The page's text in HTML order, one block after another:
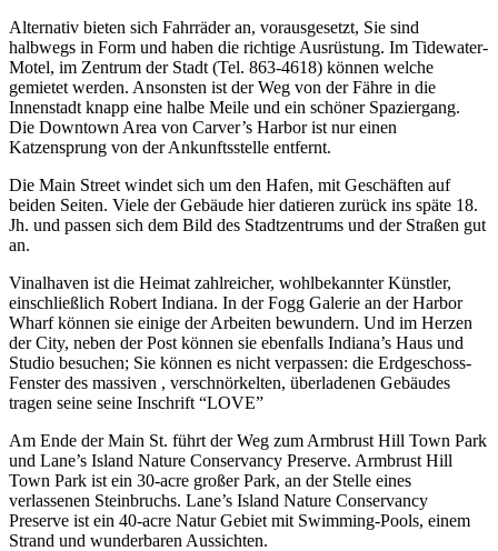
Alternativ bieten sich Fahrräder an, vorausgesetzt, Sie sind
halbwegs in Form und haben die richtige Ausrüstung. Im Tidewater-
Motel, im Zentrum der Stadt (Tel. 863-4618) können welche
gemietet werden. Ansonsten ist der Weg von der Fähre in die
Innenstadt knapp eine halbe Meile und ein schöner Spaziergang.
Die Downtown Area von Carver’s Harbor ist nur einen
Katzensprung von der Ankunftsstelle entfernt.
Die Main Street windet sich um den Hafen, mit Geschäften auf
beiden Seiten. Viele der Gebäude hier datieren zurück ins späte 18.
Jh. und passen sich dem Bild des Stadtzentrums und der Straßen gut
an.
Vinalhaven ist die Heimat zahlreicher, wohlbekannter Künstler,
einschließlich Robert Indiana. In der Fogg Galerie an der Harbor
Wharf können sie einige der Arbeiten bewundern. Und im Herzen
der City, neben der Post können sie ebenfalls Indiana’s Haus und
Studio besuchen; Sie können es nicht verpassen: die Erdgeschoss-
Fenster des massiven , verschnörkelten, überladenen Gebäudes
tragen seine seine Inschrift “LOVE”
Am Ende der Main St. führt der Weg zum Armbrust Hill Town Park
und Lane’s Island Nature Conservancy Preserve. Armbrust Hill
Town Park ist ein 30-acre großer Park, an der Stelle eines
verlassenen Steinbruchs. Lane’s Island Nature Conservancy
Preserve ist ein 40-acre Natur Gebiet mit Swimming-Pools, einem
Strand und wunderbaren Aussichten.